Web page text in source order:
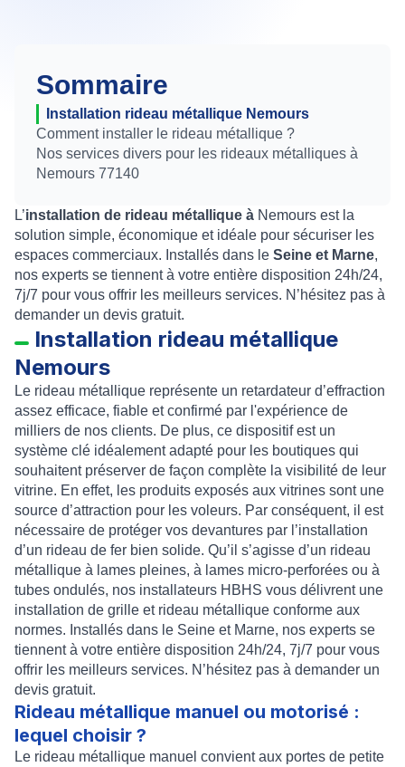
Sommaire
Installation rideau métallique Nemours
Comment installer le rideau métallique ?
Nos services divers pour les rideaux métalliques à
Nemours 77140
L’installation de rideau métallique à Nemours est la
solution simple, économique et idéale pour sécuriser les
espaces commerciaux. Installés dans le Seine et Marne,
nos experts se tiennent à votre entière disposition 24h/24,
7j/7 pour vous offrir les meilleurs services. N’hésitez pas à
demander un devis gratuit.
Installation rideau métallique
Nemours
Le rideau métallique représente un retardateur d’effraction
assez efficace, fiable et confirmé par l'expérience de
milliers de nos clients. De plus, ce dispositif est un
système clé idéalement adapté pour les boutiques qui
souhaitent préserver de façon complète la visibilité de leur
vitrine. En effet, les produits exposés aux vitrines sont une
source d’attraction pour les voleurs. Par conséquent, il est
nécessaire de protéger vos devantures par l’installation
d’un rideau de fer bien solide. Qu’il s’agisse d’un rideau
métallique à lames pleines, à lames micro-perforées ou à
tubes ondulés, nos installateurs HBHS vous délivrent une
installation de grille et rideau métallique conforme aux
normes. Installés dans le Seine et Marne, nos experts se
tiennent à votre entière disposition 24h/24, 7j/7 pour vous
offrir les meilleurs services. N’hésitez pas à demander un
devis gratuit.
Rideau métallique manuel ou motorisé :
lequel choisir ?
Le rideau métallique manuel convient aux portes de petite